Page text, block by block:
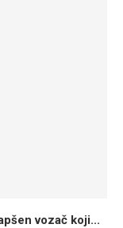
vozač koji...